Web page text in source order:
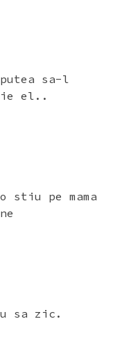
sa-l
el..
pe mama
sa zic.